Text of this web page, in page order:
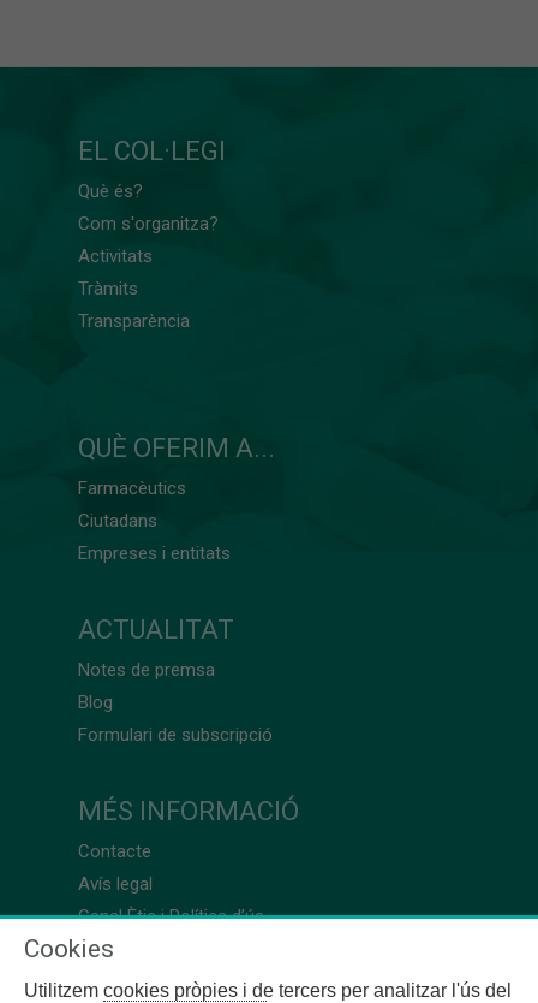
EL COL·LEGI
Què és?
Com s'organitza?
Activitats
Tràmits
Transparència
QUÈ OFERIM A...
Farmacèutics
Ciutadans
Empreses i entitats
ACTUALITAT
Notes de premsa
Blog
Formulari de subscripció
MÉS INFORMACIÓ
Contacte
Avís legal
Canal Ètic i Política d’ús
Cookies
Utilitzem cookies pròpies i de tercers per analitzar l'ús del